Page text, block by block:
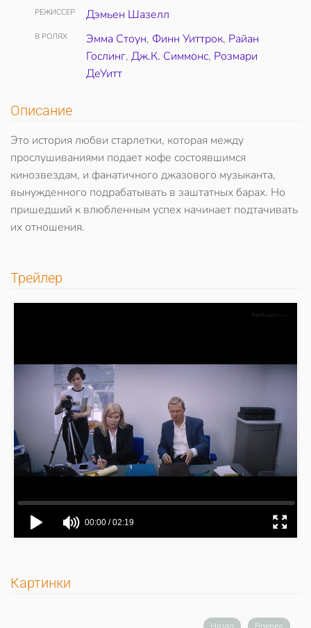
РЕЖИССЕР Дэмьен Шазелл
В РОЛЯХ Эмма Стоун, Финн Уиттрок, Райан
Гослинг, Дж.К. Симмонс, Розмари
ДеУитт
Описание
Это история любви старлетки, которая между
прослушиваниями подает кофе состоявшимся
кинозвездам, и фанатичного джазового музыканта,
вынужденного подрабатывать в заштатных барах. Но
пришедший к влюбленным успех начинает подтачивать
их отношения.
Трейлер
Картинки